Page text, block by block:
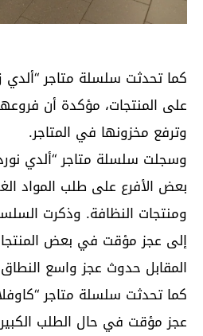
كما تحدثت سلسلة متاجر
على المنتجات، مؤكدة أن
وترفع مخزونها في المتاجر.
وسجلت سلسلة متاجر “ألدي
بعض الأفرع على طلب المواد
ومنتجات النظافة. وذكرت
إلى عجز مؤقت في بعض
المقابل حدوث عجز واسع النطاق
كما تحدثت سلسلة متاجر
عجز مؤقت في حال الطلب